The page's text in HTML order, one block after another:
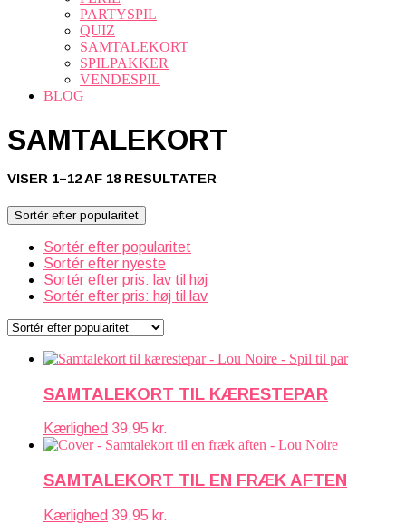
PARTYSPIL
QUIZ
SAMTALEKORT
SPILPAKKER
VENDESPIL
BLOG
SAMTALEKORT
VISER 1–12 AF 18 RESULTATER
Sortér efter popularitet
Sortér efter popularitet
Sortér efter nyeste
Sortér efter pris: lav til høj
Sortér efter pris: høj til lav
SAMTALEKORT TIL KÆRESTEPAR
Kærlighed 39,95 kr.
SAMTALEKORT TIL EN FRÆK AFTEN
Kærlighed 39,95 kr.